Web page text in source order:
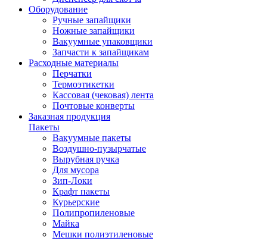
Оборудование
Ручные запайщики
Ножные запайщики
Вакуумные упаковщики
Запчасти к запайщикам
Расходные материалы
Перчатки
Термоэтикетки
Кассовая (чековая) лента
Почтовые конверты
Заказная продукция
Пакеты
Вакуумные пакеты
Воздушно-пузырчатые
Вырубная ручка
Для мусора
Зип-Локи
Крафт пакеты
Курьерские
Полипропиленовые
Майка
Мешки полиэтиленовые